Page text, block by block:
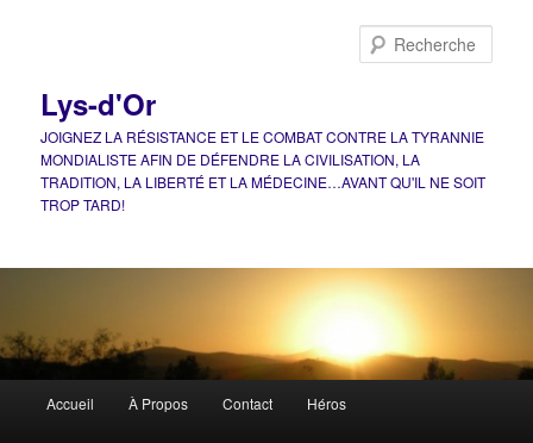
Lys-d'Or
JOIGNEZ LA RÉSISTANCE ET LE COMBAT CONTRE LA TYRANNIE
MONDIALISTE AFIN DE DÉFENDRE LA CIVILISATION, LA
TRADITION, LA LIBERTÉ ET LA MÉDECINE…AVANT QU'IL NE SOIT
TROP TARD!
principal
Accueil À Propos Contact Héros